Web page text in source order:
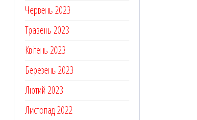
Червень 2023
Травень 2023
Квітень 2023
Березень 2023
Лютий 2023
Листопад 2022